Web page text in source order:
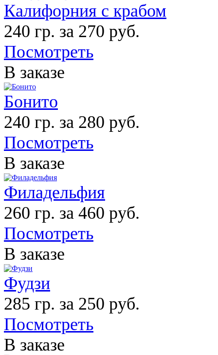
Калифорния с крабом
240 гр. за 270 руб.
Посмотреть
В заказе
Бонито
240 гр. за 280 руб.
Посмотреть
В заказе
Филадельфия
260 гр. за 460 руб.
Посмотреть
В заказе
Фудзи
285 гр. за 250 руб.
Посмотреть
В заказе